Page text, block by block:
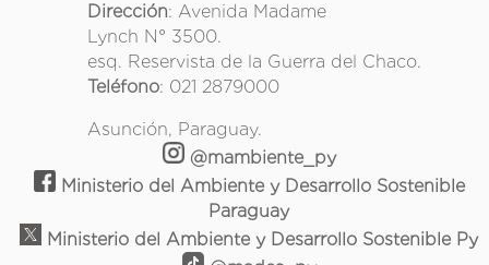
Dirección: Avenida Madame
Lynch N° 3500.
esq. Reservista de la Guerra del Chaco.
Teléfono: 021 2879000
Asunción, Paraguay.
@mambiente_py
Ministerio del Ambiente y Desarrollo Sostenible
Paraguay
Ministerio del Ambiente y Desarrollo Sostenible Py